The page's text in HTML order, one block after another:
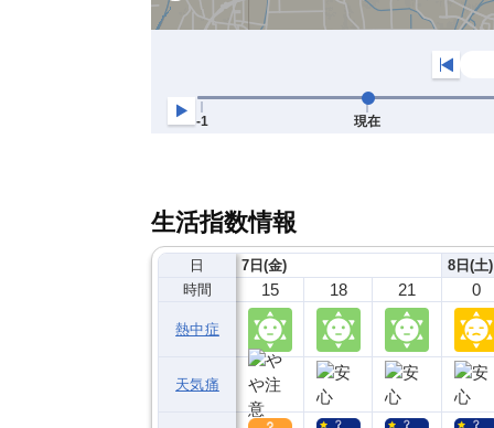
生活指数情報
日
時間
熱中症
天気痛
7日(金)
15 18 21
8日(土)
0